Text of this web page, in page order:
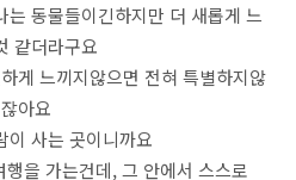
는 동물들이긴하지만 더 새롭게 느
같더라구요
게 느끼지않으면 전혀 특별하지않
잖아요
이 사는 곳이니까요
을 가는건데, 그 안에서 스스로